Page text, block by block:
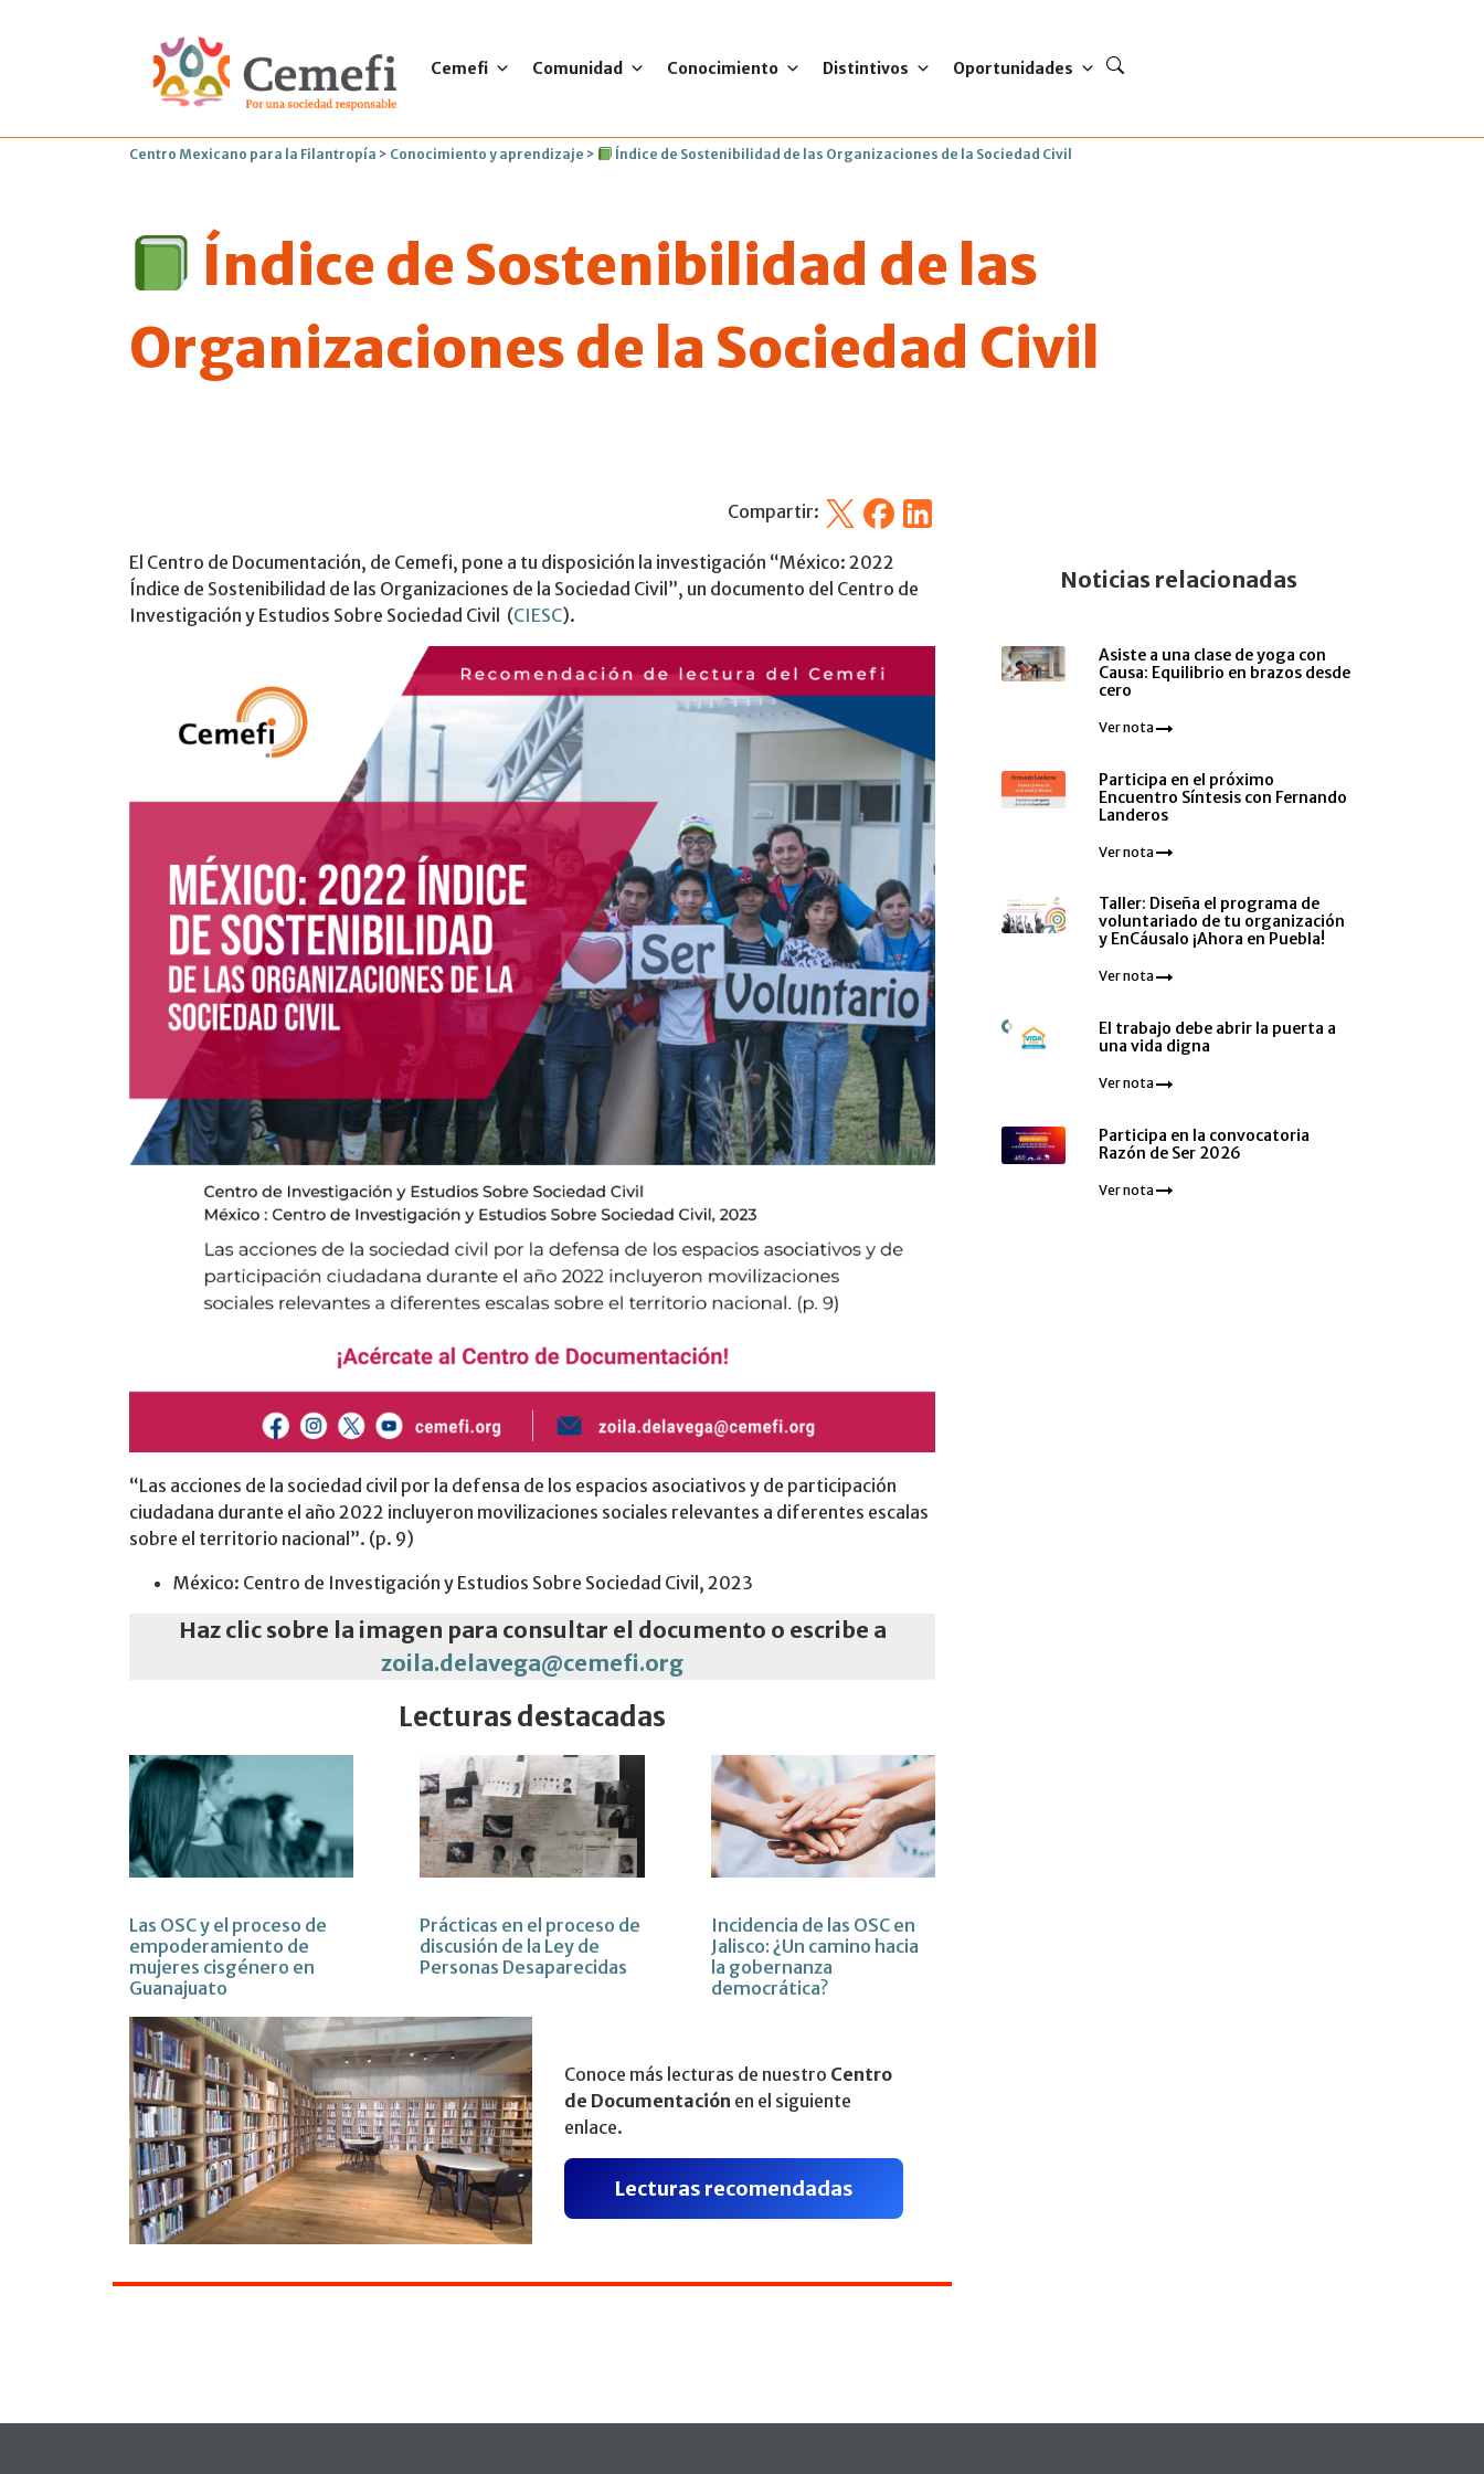
Cemefi Comunidad Conocimiento Distintivos Oportunidades
Centro Mexicano para la Filantropía > Conocimiento y aprendizaje > Índice de Sostenibilidad de las Organizaciones de la Sociedad Civil
Índice de Sostenibilidad de las
Organizaciones de la Sociedad Civil
Compartir: X FacebookLinkedin
El Centro de Documentación, de Cemefi, pone a tu disposición la investigación “México: 2022
Índice de Sostenibilidad de las Organizaciones de la Sociedad Civil”, un documento del Centro de
Investigación y Estudios Sobre Sociedad Civil (CIESC).
“Las acciones de la sociedad civil por la defensa de los espacios asociativos y de participación
ciudadana durante el año 2022 incluyeron movilizaciones sociales relevantes a diferentes escalas
sobre el territorio nacional”. (p. 9)
México: Centro de Investigación y Estudios Sobre Sociedad Civil, 2023
Haz clic sobre la imagen para consultar el documento o escribe a
zoila.delavega@cemefi.org
Lecturas destacadas
Las OSC y el proceso de
empoderamiento de
mujeres cisgénero en
Guanajuato
Prácticas en el proceso de
discusión de la Ley de
Personas Desaparecidas
Incidencia de las OSC en
Jalisco: ¿Un camino hacia
la gobernanza
democrática?
Conoce más lecturas de nuestro Centro
de Documentación en el siguiente
enlace.
Lecturas recomendadas
Noticias relacionadas
Asiste a una clase de yoga con
Causa: Equilibrio en brazos desde
cero
Ver nota
Participa en el próximo
Encuentro Síntesis con Fernando
Landeros
Ver nota
Taller: Diseña el programa de
voluntariado de tu organización
y EnCáusalo ¡Ahora en Puebla!
Ver nota
El trabajo debe abrir la puerta a
una vida digna
Ver nota
Participa en la convocatoria
Razón de Ser 2026
Ver nota